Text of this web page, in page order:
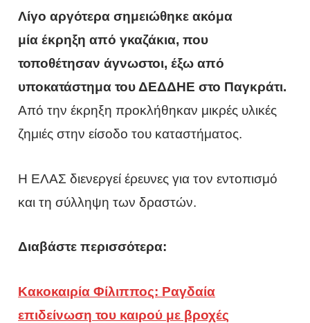
Λίγο αργότερα σημειώθηκε ακόμα
μία έκρηξη από γκαζάκια, που
τοποθέτησαν άγνωστοι, έξω από
υποκατάστημα του ΔΕΔΔΗΕ στο Παγκράτι.
Από την έκρηξη προκλήθηκαν μικρές υλικές
ζημιές στην είσοδο του καταστήματος.
Η ΕΛΑΣ διενεργεί έρευνες για τον εντοπισμό
και τη σύλληψη των δραστών.
Διαβάστε περισσότερα:
Κακοκαιρία Φίλιππος: Ραγδαία
επιδείνωση του καιρού με βροχές